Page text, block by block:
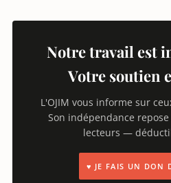
Notre travail est
Votre soutien
L'OJIM vous informe sur
Son indépendance
lecteurs —
♥ JE FAIS UN DON